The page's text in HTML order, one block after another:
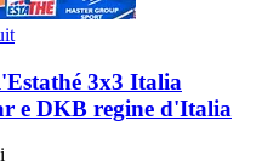
3x3 Italia
e DKB regine d'Italia